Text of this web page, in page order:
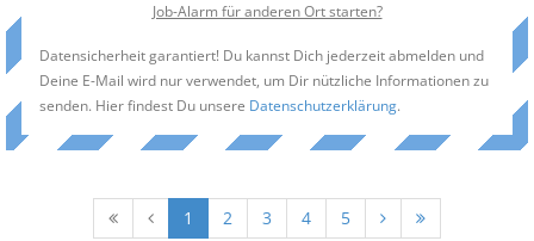
Job-Alarm für anderen Ort starten?
Datensicherheit garantiert! Du kannst Dich jederzeit abmelden und
Deine E-Mail wird nur verwendet, um Dir nützliche Informationen zu
senden. Hier findest Du unsere Datenschutzerklärung.
1 2 3 4 5